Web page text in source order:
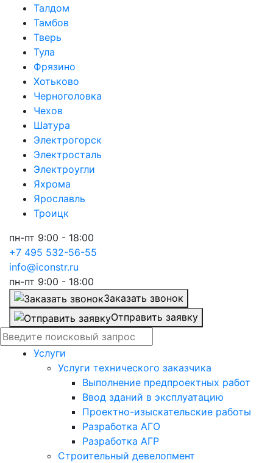
Талдом
Тамбов
Тверь
Тула
Фрязино
Хотьково
Черноголовка
Чехов
Шатура
Электрогорск
Электросталь
Электроугли
Яхрома
Ярославль
Троицк
пн-пт 9:00 - 18:00
+7 495 532-56-55
info@iconstr.ru
пн-пт 9:00 - 18:00
Заказать звонок
Отправить заявку
Услуги
Услуги технического заказчика
Выполнение предпроектных работ
Ввод зданий в эксплуатацию
Проектно-изыскательские работы
Разработка АГО
Разработка АГР
Строительный девелопмент